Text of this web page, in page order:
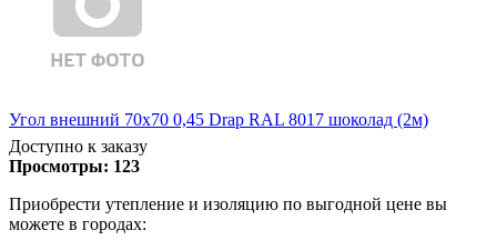
Угол внешний 70х70 0,45 Drap RAL 8017 шоколад (2м)
Доступно к заказу
Просмотры: 123
Приобрести утепление и изоляцию по выгодной цене вы
можете в городах: